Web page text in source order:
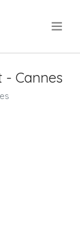
- Cannes